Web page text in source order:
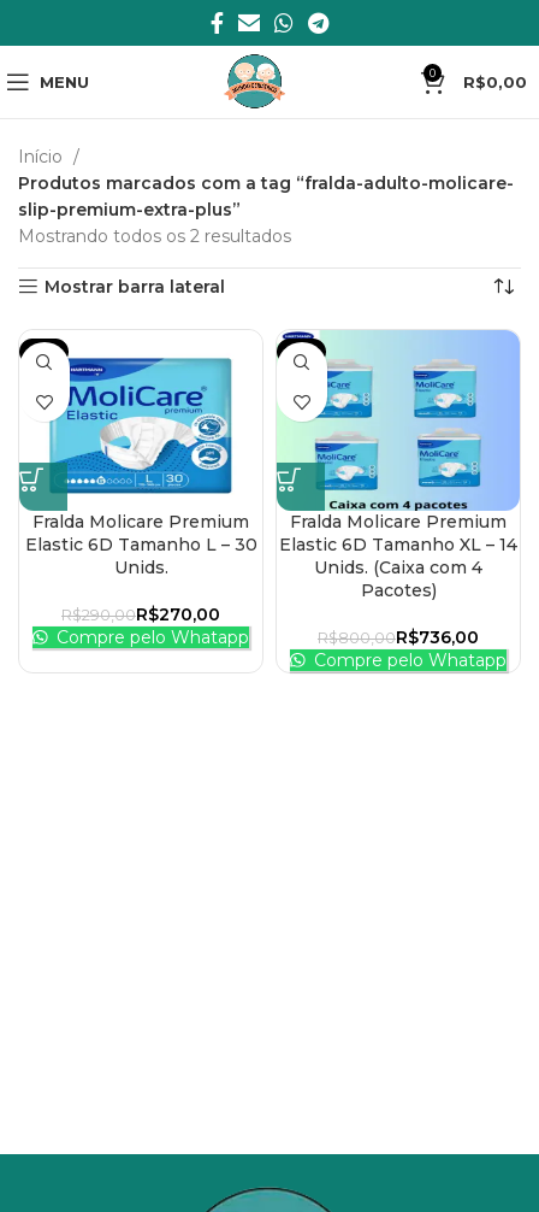
MENU 0 R$0,00
Início
Produtos marcados com a tag “fralda-adulto-molicare-
slip-premium-extra-plus”
Mostrando todos os 2 resultados
Mostrar barra lateral
-7%
Fralda Molicare Premium
Elastic 6D Tamanho L – 30
Unids.
R$290,00R$270,00
Compre pelo Whatapp
-8%
Fralda Molicare Premium
Elastic 6D Tamanho XL – 14
Unids. (Caixa com 4
Pacotes)
R$800,00R$736,00
Compre pelo Whatapp